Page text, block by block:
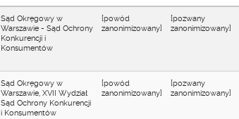
Sąd Okręgowy w
Warszawie - Sąd Ochrony
Konkurencji i
Konsumentów
[powód
zanonimizowany]
[pozwany
zanonimizowany]
Sąd Okręgowy w
Warszawie, XVII Wydział
Sąd Ochrony Konkurencji
i Konsumentów
[powód
zanonimizowany]
[pozwany
zanonimizowany]